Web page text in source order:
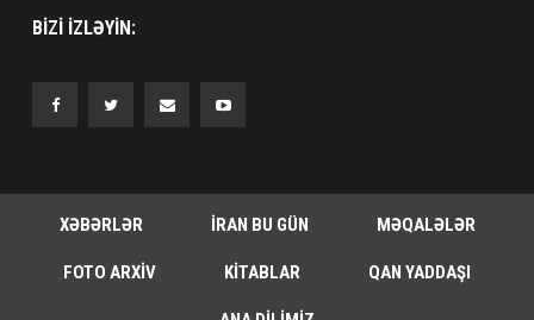
BIZI IZLƏYIN:
XƏBƏRLƏR İRAN BU GÜN MƏQALƏLƏR
FOTO ARXIV KITABLAR QAN YADDAŞI